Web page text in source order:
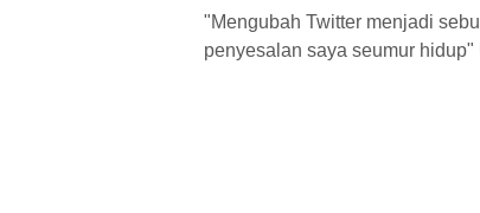
"Mengubah Twitter menjadi
penyesalan saya seumur hidup"